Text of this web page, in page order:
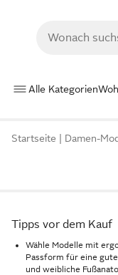
Alle Kategorien
Startseite Damen-
Tipps vor dem Kauf
Wähle Modelle mit
Passform für eine
und weibliche